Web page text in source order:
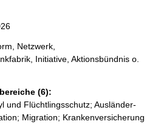
Netzwerk,
Initiative, Aktionsbündnis o.
(6):
und Flüchtlingsschutz; Ausländer-
Migration; Krankenversicherung